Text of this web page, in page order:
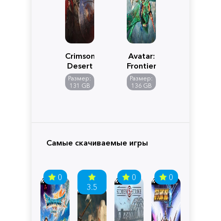
Crimson
Desert
Размер:
131 GB
Avatar:
Frontiers
of
Pandora
Размер:
136 GB
Самые скачиваемые игры
0
3.5
0 0